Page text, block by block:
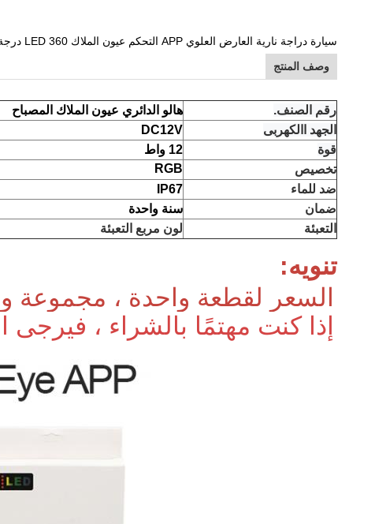
سيارة دراجة نارية العارض العلوي APP التحكم عيون الملاك LED 360 درجة SMD شيطان هالو خواتم عدة عين الشيطان
وصف المنتج
رقم الصنف.
هالو الدائري عيون الملاك المصباح
الجهد االكهربى
DC12V
قوة
12 واط
تخصيص
RGB
ضد للماء
IP67
ضمان
سنة واحدة
التعبئة
لون مربع التعبئة
تنويه:
السعر لقطعة واحدة ، مجموعة
إذا كنت مهتمًا بالشراء ، فيرجى